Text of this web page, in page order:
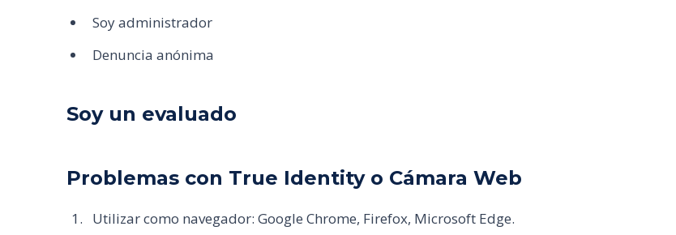
Soy administrador
Denuncia anónima
Soy un evaluado
Problemas con True Identity o Cámara Web
Utilizar como navegador: Google Chrome, Firefox, Microsoft Edge.